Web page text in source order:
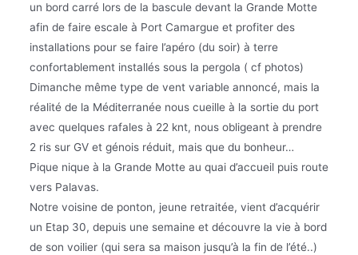
un bord carré lors de la bascule devant la Grande Motte
afin de faire escale à Port Camargue et profiter des
installations pour se faire l’apéro (du soir) à terre
confortablement installés sous la pergola ( cf photos)
Dimanche même type de vent variable annoncé, mais la
réalité de la Méditerranée nous cueille à la sortie du port
avec quelques rafales à 22 knt, nous obligeant à prendre
2 ris sur GV et génois réduit, mais que du bonheur…
Pique nique à la Grande Motte au quai d’accueil puis route
vers Palavas.
Notre voisine de ponton, jeune retraitée, vient d’acquérir
un Etap 30, depuis une semaine et découvre la vie à bord
de son voilier (qui sera sa maison jusqu’à la fin de l’été..)